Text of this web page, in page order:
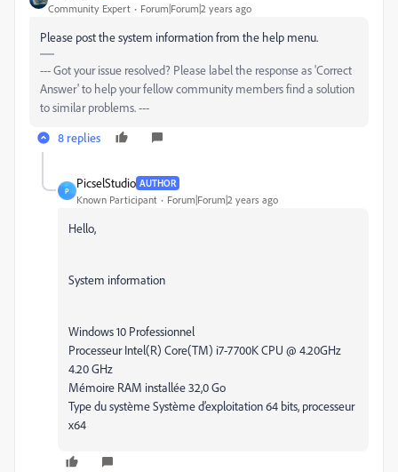
Community Expert Forum|Forum|2 years ago
Please post the system information from the help menu.
--- Got your issue resolved? Please label the response as 'Correct
Answer' to help your fellow community members find a solution
to similar problems. ---
8 replies
P
PicselStudio AUTHOR
Known Participant Forum|Forum|2 years ago
Hello,
System information
Windows 10 Professionnel
Processeur Intel(R) Core(TM) i7-7700K CPU @ 4.20GHz
4.20 GHz
Mémoire RAM installée 32,0 Go
Type du système Système d’exploitation 64 bits, processeur
x64